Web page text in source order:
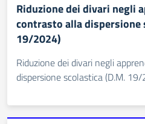
Riduzione dei divari negli
contrasto alla dispersione
19/2024)
Riduzione dei divari negli
dispersione scolastica (D.M.